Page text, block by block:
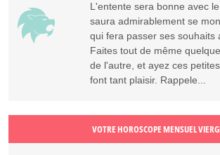
L'entente sera bonne avec
saura admirablement se
qui fera passer ses souhaits
Faites tout de même
de l'autre, et ayez ces
font tant plaisir. Rappele...
VOTRE HOROSCOPE MENSUEL